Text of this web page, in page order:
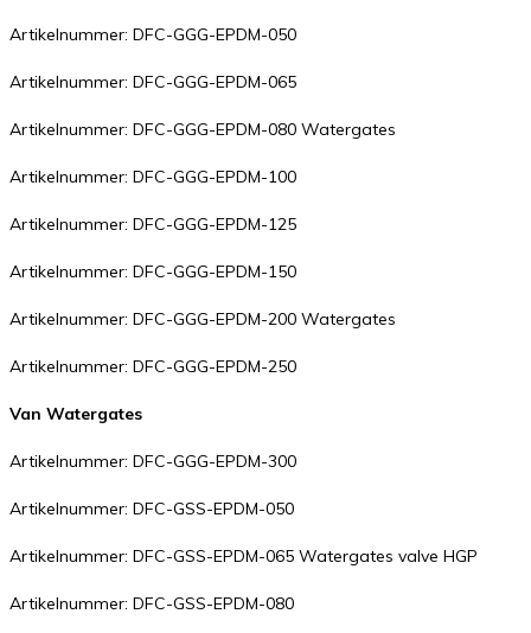
Artikelnummer: DFC-GGG-EPDM-050
Artikelnummer: DFC-GGG-EPDM-065
Artikelnummer: DFC-GGG-EPDM-080 Watergates
Artikelnummer: DFC-GGG-EPDM-100
Artikelnummer: DFC-GGG-EPDM-125
Artikelnummer: DFC-GGG-EPDM-150
Artikelnummer: DFC-GGG-EPDM-200 Watergates
Artikelnummer: DFC-GGG-EPDM-250
Van Watergates
Artikelnummer: DFC-GGG-EPDM-300
Artikelnummer: DFC-GSS-EPDM-050
Artikelnummer: DFC-GSS-EPDM-065 Watergates valve HGP
Artikelnummer: DFC-GSS-EPDM-080